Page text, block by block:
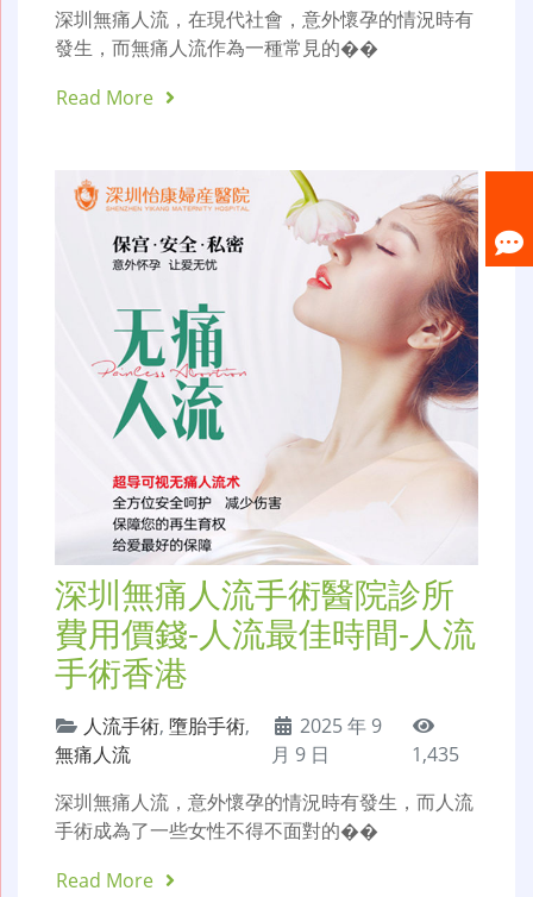
深圳無痛人流，在現代社會，意外懷孕的情況時有
發生，而無痛人流作為一種常見的��
Read More
深圳無痛人流手術醫院診所
費用價錢-人流最佳時間-人流
手術香港
人流手術, 墮胎手術,
無痛人流
2025 年 9
月 9 日
1,435
深圳無痛人流，意外懷孕的情況時有發生，而人流
手術成為了一些女性不得不面對的��
Read More